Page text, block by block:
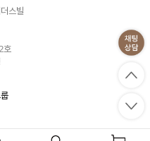
스빌
호